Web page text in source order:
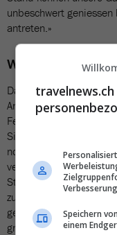
unbeschwert
antreten.»
Welche
Das Eidgenössische
Angelegenheiten
Februar 2026) ergänzt.
notwendige Reisen in
vermieden werden, da
Strassensperren und
zu rechnen sei. Das
generell zu erhöhter
grössere
Speichern
einem